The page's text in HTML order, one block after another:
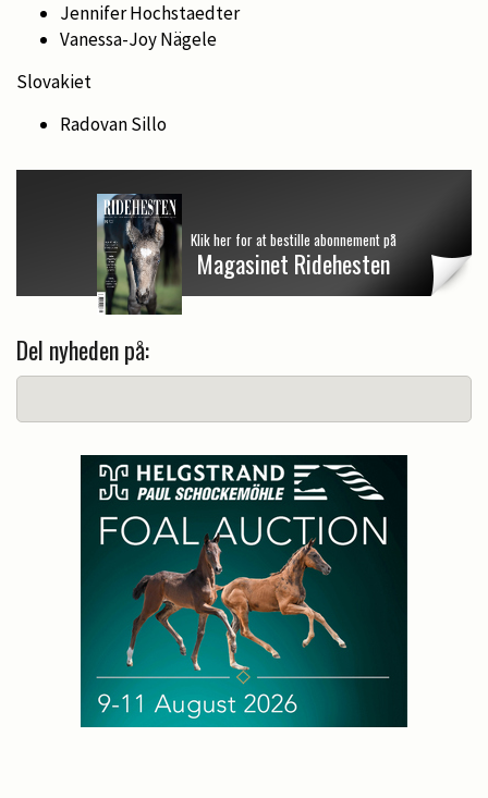
Jennifer Hochstaedter
Vanessa-Joy Nägele
Slovakiet
Radovan Sillo
Klik her for at bestille abonnement på
Magasinet Ridehesten
Del nyheden på: